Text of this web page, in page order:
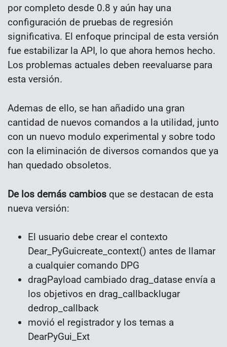
por completo desde 0.8 y aún hay una
configuración de pruebas de regresión
significativa. El enfoque principal de esta versión
fue estabilizar la API, lo que ahora hemos hecho.
Los problemas actuales deben reevaluarse para
esta versión.
Ademas de ello, se han añadido una gran
cantidad de nuevos comandos a la utilidad, junto
con un nuevo modulo experimental y sobre todo
con la eliminación de diversos comandos que ya
han quedado obsoletos.
De los demás cambios que se destacan de esta
nueva versión:
El usuario debe crear el contexto
Dear_PyGuicreate_context() antes de llamar
a cualquier comando DPG
dragPayload cambiado drag_datase envía a
los objetivos en drag_callbacklugar
dedrop_callback
movió el registrador y los temas a
DearPyGui_Ext